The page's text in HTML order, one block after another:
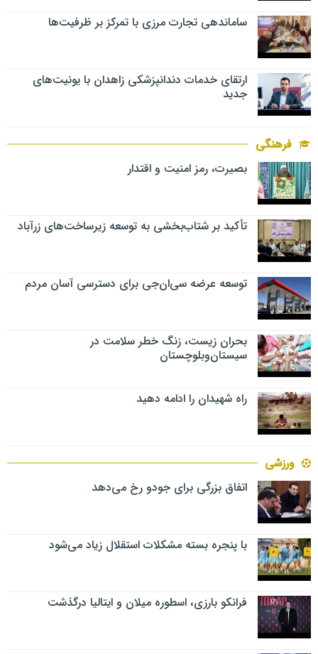
ساماندهی تجارت مرزی با تمرکز بر ظرفیت‌ها
ارتقای خدمات دندانپزشکی زاهدان با یونیت‌های
جدید
فرهنگی
بصیرت، رمز امنیت و اقتدار
تأکید بر شتاب‌بخشی به توسعه زیرساخت‌های زرآباد
توسعه عرضه سی‌ان‌جی برای دسترسی آسان مردم
بحران زیست، زنگ خطر سلامت در
سیستان‌وبلوچستان
راه شهیدان را ادامه دهید
ورزشی
اتفاق بزرگی برای جودو رخ می‌دهد
با پنجره بسته مشکلات استقلال زیاد می‌شود
فرانکو بارزی، اسطوره میلان و ایتالیا درگذشت